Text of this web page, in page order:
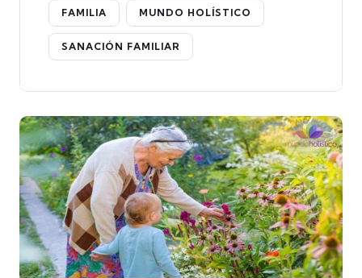
FAMILIA MUNDO HOLÍSTICO
SANACIÓN FAMILIAR